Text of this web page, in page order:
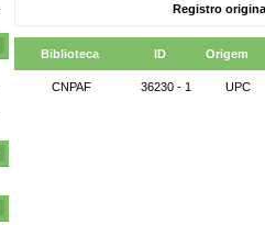
Registro
Biblioteca ID Origem
CNPAF 36230 - 1 UPC